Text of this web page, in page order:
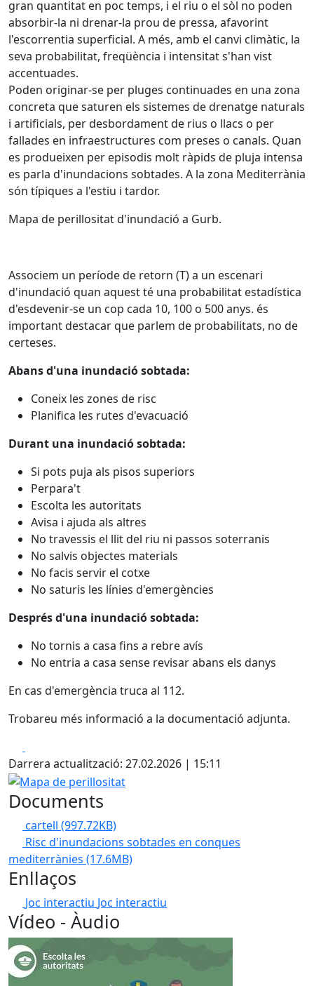
gran quantitat en poc temps, i el riu o el sòl no poden
absorbir-la ni drenar-la prou de pressa, afavorint
l'escorrentia superficial. A més, amb el canvi climàtic, la
seva probabilitat, freqüència i intensitat s'han vist
accentuades.
Poden originar-se per pluges continuades en una zona
concreta que saturen els sistemes de drenatge naturals
i artificials, per desbordament de rius o llacs o per
fallades en infraestructures com preses o canals. Quan
es produeixen per episodis molt ràpids de pluja intensa
es parla d'inundacions sobtades. A la zona Mediterrània
són típiques a l'estiu i tardor.
Mapa de perillositat d'inundació a Gurb.
Associem un període de retorn (T) a un escenari
d'inundació quan aquest té una probabilitat estadística
d'esdevenir-se un cop cada 10, 100 o 500 anys. és
important destacar que parlem de probabilitats, no de
certeses.
Abans d'una inundació sobtada:
Coneix les zones de risc
Planifica les rutes d'evacuació
Durant una inundació sobtada:
Si pots puja als pisos superiors
Perpara't
Escolta les autoritats
Avisa i ajuda als altres
No travessis el llit del riu ni passos soterranis
No salvis objectes materials
No facis servir el cotxe
No saturis les línies d'emergències
Després d'una inundació sobtada:
No tornis a casa fins a rebre avís
No entria a casa sense revisar abans els danys
En cas d'emergència truca al 112.
Trobareu més informació a la documentació adjunta.
Darrera actualització: 27.02.2026 | 15:11
Mapa de perillositat
Documents
cartell (997.72KB)
Risc d'inundacions sobtades en conques
mediterrànies (17.6MB)
Enllaços
Joc interactiu Joc interactiu
Vídeo - Àudio